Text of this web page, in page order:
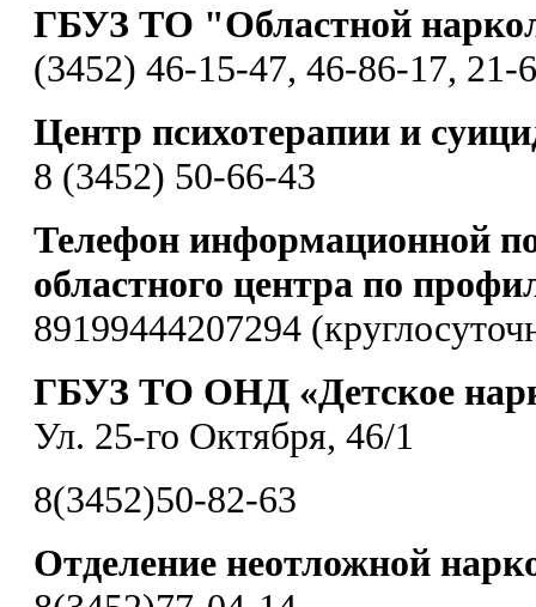
ГБУЗ ТО "Областной
(3452) 46-15-47, 46-86-17, 21-
Центр психотерапии и
8 (3452) 50-66-43
Телефон информационной
областного центра по
89199444207294
ГБУЗ ТО ОНД «Детское
Ул. 25-го Октября, 46/1
8(3452)50-82-63
Отделение неотложной